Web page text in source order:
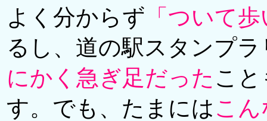
よく分からず 「ついて
るし、道の駅スタンプ
にかく急ぎ足だった こ
す。でも、たまにはこ